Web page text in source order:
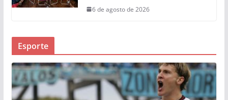
6 de agosto de 2026
Esporte